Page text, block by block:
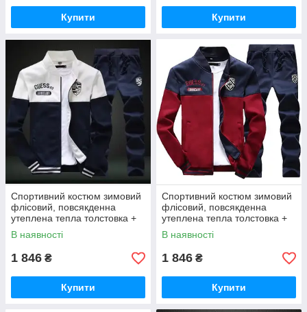
Купити Купити
Спортивний костюм зимовий
флісовий, повсякденна
утеплена тепла толстовка +
штани, біло-синій NAVI, 3XL-
4XL
В наявності
1 846 ₴
Купити
Спортивний костюм зимовий
флісовий, повсякденна
утеплена тепла толстовка +
штани, синьо-бордовий,
Bordo 3XL
В наявності
1 846 ₴
Купити